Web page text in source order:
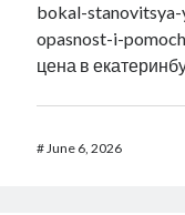
bokal-
opasnost-i-
цена в
#June 6, 2026